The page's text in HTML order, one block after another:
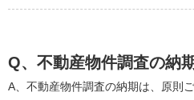
Q、不動産物件調査の納
A、不動産物件調査の納期は、原則